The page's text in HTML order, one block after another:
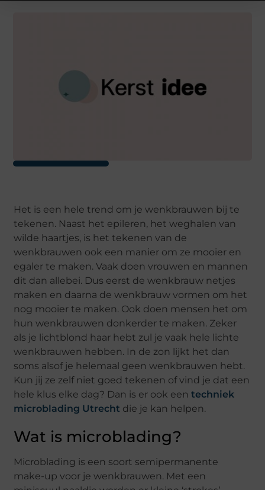
Het is een hele trend om je wenkbrauwen bij te
tekenen. Naast het epileren, het weghalen van
wilde haartjes, is het tekenen van de
wenkbrauwen ook een manier om ze mooier en
egaler te maken. Vaak doen vrouwen en mannen
dit dan allebei. Dus eerst de wenkbrauw netjes
maken en daarna de wenkbrauw vormen om het
nog mooier te maken. Ook doen mensen het om
hun wenkbrauwen donkerder te maken. Zeker
als je lichtblond haar hebt zul je vaak hele lichte
wenkbrauwen hebben. In de zon lijkt het dan
soms alsof je helemaal geen wenkbrauwen hebt.
Kun jij ze zelf niet goed tekenen of vind je dat een
hele klus elke dag? Dan is er ook eentechniek
microblading Utrecht die je kan helpen.
Wat is microblading?
Microblading is een soort semipermanente
make-up voor je wenkbrauwen. Met een